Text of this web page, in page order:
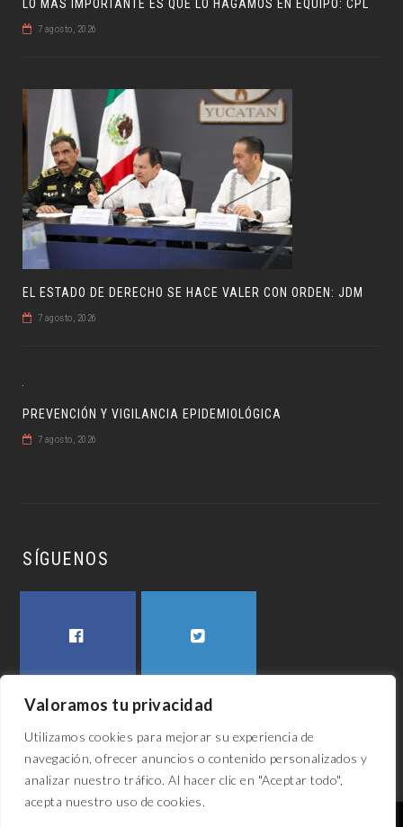
Valoramos tu privacidad
Utilizamos cookies para mejorar su experiencia de
navegación, ofrecer anuncios o contenido personalizados y
analizar nuestro tráfico. Al hacer clic en "Aceptar todo",
acepta nuestro uso de cookies.
LO MÁS IMPORTANTE ES QUE LO HAGAMOS EN EQUIPO: CPL
7 agosto, 2026
EL ESTADO DE DERECHO SE HACE VALER CON ORDEN: JDM
7 agosto, 2026
PREVENCIÓN Y VIGILANCIA EPIDEMIOLÓGICA
7 agosto, 2026
SÍGUENOS